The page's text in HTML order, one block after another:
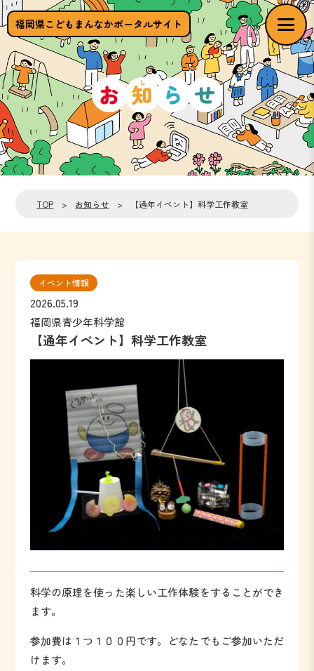
福岡県こどもまんなかポータルサイト
TOP > お知らせ > 【通年イベント】科学工作教室
イベント情報
2026.05.19
福岡県青少年科学館
【通年イベント】科学工作教室
科学の原理を使った楽しい工作体験をすることができ
ます。
参加費は１つ１００円です。どなたでもご参加いただ
けます。